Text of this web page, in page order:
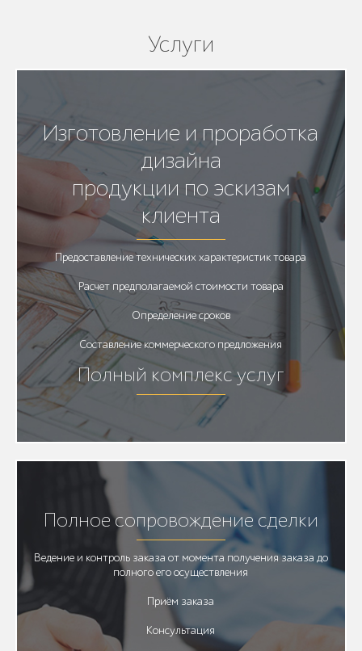
Услуги
Изготовление и проработка
дизайна
продукции по эскизам
клиента
Предоставление технических характеристик товара
Расчет предполагаемой стоимости товара
Определение сроков
Составление коммерческого предложения
Полный комплекс услуг
Полное сопровождение сделки
Ведение и контроль заказа от момента получения заказа до
полного его осуществления
Приём заказа
Консультация